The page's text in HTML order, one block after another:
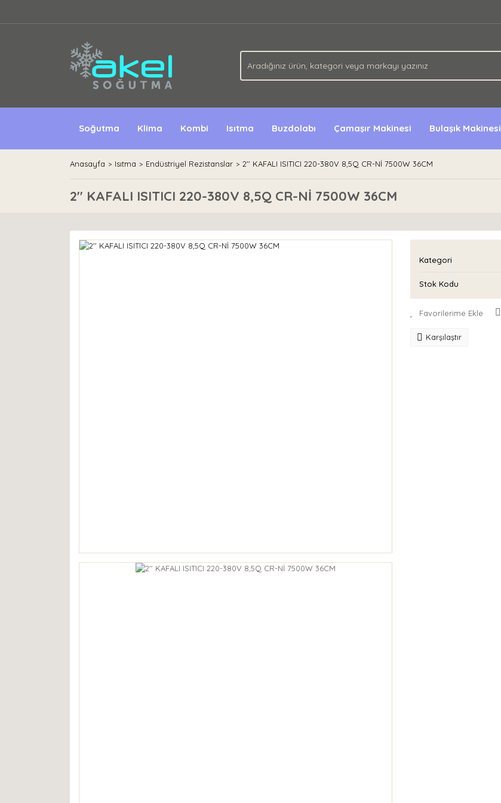
Soğutma Klima Kombi Isıtma Buzdolabı Çamaşır Makinesi Bulaşık Makinesi
Anasayfa Isıtma Endüstriyel Rezistanslar 2'' KAFALI ISITICI 220-380V 8,5Q CR-Nİ 7500W 36CM
2'' KAFALI ISITICI 220-380V 8,5Q CR-Nİ 7500W 36CM
Kategori
Stok Kodu
Karşılaştır